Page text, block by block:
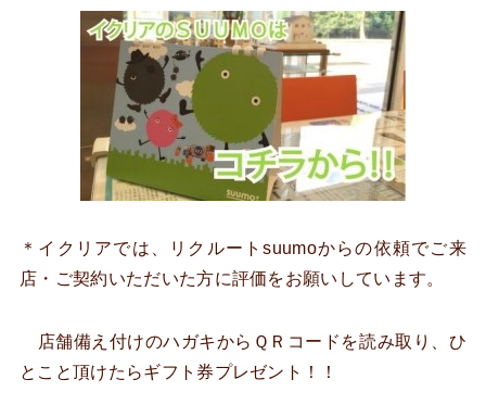
＊イクリアでは、リクルートsuumoからの依頼でご来
店・ご契約いただいた方に評価をお願いしています。
店舗備え付けのハガキからＱＲコードを読み取り、ひ
とこと頂けたらギフト券プレゼント！！